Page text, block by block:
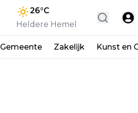
26°C
Heldere Hemel
Gemeente Zakelijk Kunst en